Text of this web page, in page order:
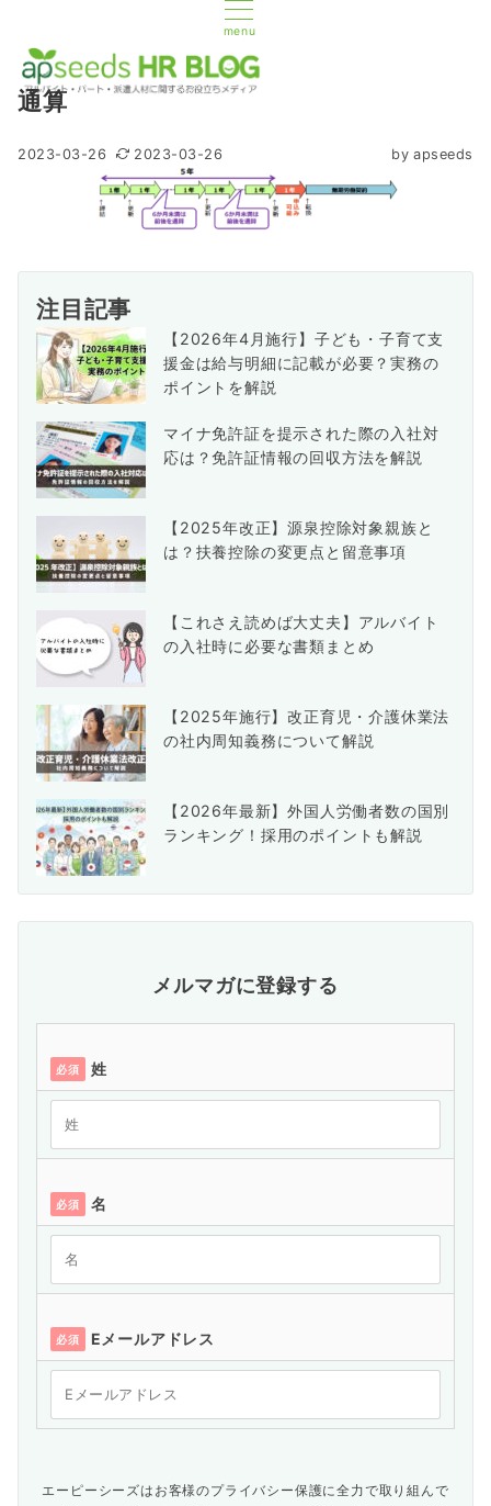
menu
通算
2023-03-26 2023-03-26 by apseeds
注目記事
【2026年4月施行】子ども・子育て支
援金は給与明細に記載が必要？実務の
ポイントを解説
マイナ免許証を提示された際の入社対
応は？免許証情報の回収方法を解説
【2025年改正】源泉控除対象親族と
は？扶養控除の変更点と留意事項
【これさえ読めば大丈夫】アルバイト
の入社時に必要な書類まとめ
【2025年施行】改正育児・介護休業法
の社内周知義務について解説
【2026年最新】外国人労働者数の国別
ランキング！採用のポイントも解説
メルマガに登録する
必須 姓
必須 名
必須 Eメールアドレス
エーピーシーズはお客様のプライバシー保護に全力で取り組んで